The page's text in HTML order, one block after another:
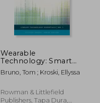
Wearable
Technology: Smart
Watches to Google
Glass for Libraries (en
Bruno, Tom ; Kroski, Ellyssa
Rowman & Littlefield
Publishers, Tapa Dura,